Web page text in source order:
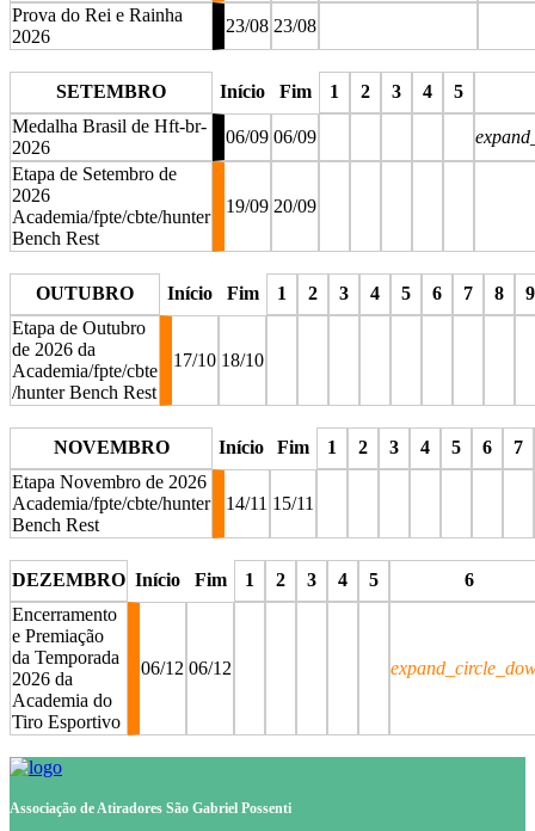
Prova do Rei e Rainha
2026
23/08 23/08
SETEMBRO
Início Fim 1 2 3 4
5
Medalha Brasil de Hft-br-
2026
06/09 06/09
Etapa de Setembro de
2026
Academia/fpte/cbte/hunter
Bench Rest
19/09 20/09
OUTUBRO
Início Fim 1 2 3 4 5 6 7 8
9
Etapa de Outubro
de 2026 da
Academia/fpte/cbte
/hunter Bench Rest
17/10 18/10
NOVEMBRO
Início Fim 1 2 3 4 5 6
7
Etapa Novembro de 2026
Academia/fpte/cbte/hunter
Bench Rest
14/11 15/11
DEZEMBRO Início Fim 1 2 3 4 5
6
Encerramento
e Premiação
da Temporada
2026 da
Academia do
Tiro Esportivo
06/12 06/12
Associação de Atiradores São Gabriel Possenti